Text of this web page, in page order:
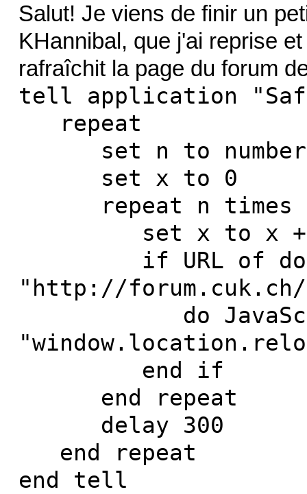
Salut! Je viens de finir un
KHannibal, que j'ai reprise
rafraîchit la page du forum
tell application
repeat
set n to number
set x to 0
repeat n times
set x to x +
if URL of
"http://forum.cuk.ch/
do
end if
end repeat
delay 300
end repeat
end tell